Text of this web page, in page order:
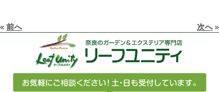
« 前へ 次へ»